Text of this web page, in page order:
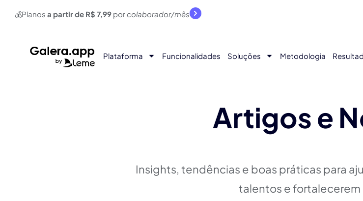
💰Planos a partir de R$ 7,99 por colaborador/mês
Plataforma Funcionalidades Soluções Metodologia
Artigos e
Insights, tendências e boas práticas para
talentos e fortalecerem